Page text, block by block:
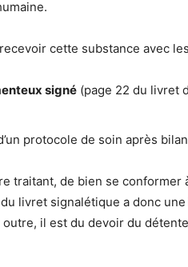
cette substance avec
signé (page 22 du livret
protocole de soin après
traitant, de bien se conformer
livret signalétique a donc
il est du devoir du